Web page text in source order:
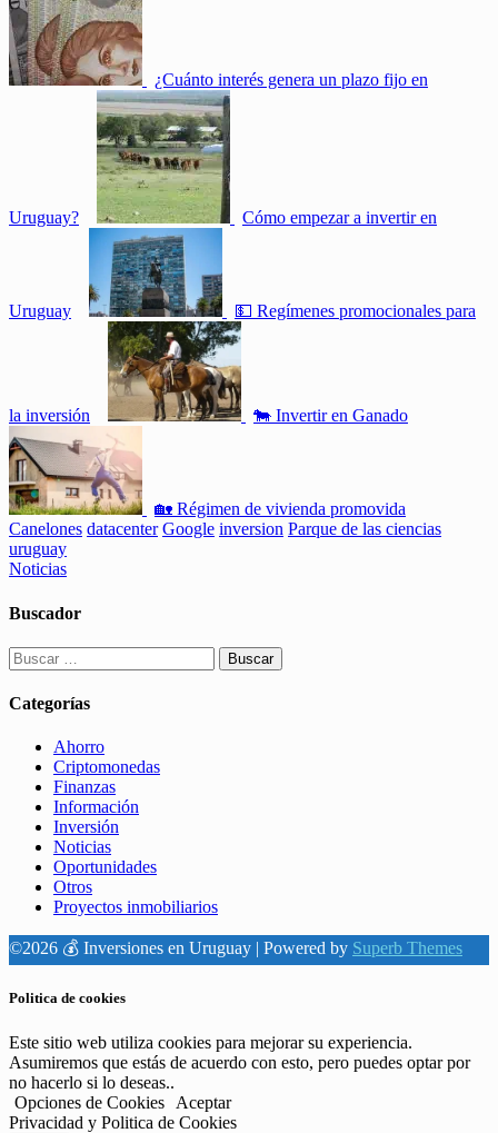
¿Cuánto interés genera un plazo fijo en
Uruguay? Cómo empezar a invertir en
Uruguay 💵 Regímenes promocionales para
la inversión 🐄 Invertir en Ganado
🏡 Régimen de vivienda promovida
Canelones datacenter Google inversion Parque de las ciencias
uruguay
Noticias
Buscador
Buscar:
Categorías
Ahorro
Criptomonedas
Finanzas
Información
Inversión
Noticias
Oportunidades
Otros
Proyectos inmobiliarios
©2026 💰 Inversiones en Uruguay | Powered by Superb Themes
Politica de cookies
Este sitio web utiliza cookies para mejorar su experiencia.
Asumiremos que estás de acuerdo con esto, pero puedes optar por
no hacerlo si lo deseas..
Opciones de Cookies
Aceptar
Privacidad y Politica de Cookies